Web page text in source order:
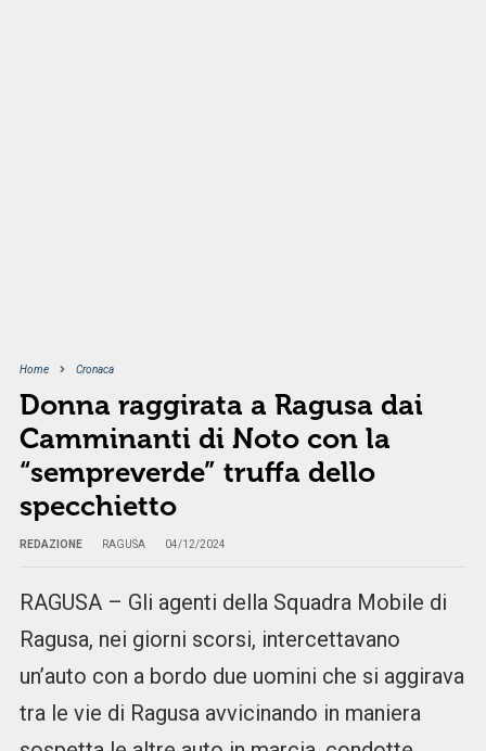
Home Cronaca
Donna raggirata a Ragusa dai
Camminanti di Noto con la
“sempreverde” truffa dello
specchietto
REDAZIONE RAGUSA 04/12/2024
RAGUSA – Gli agenti della Squadra Mobile di
Ragusa, nei giorni scorsi, intercettavano
un’auto con a bordo due uomini che si aggirava
tra le vie di Ragusa avvicinando in maniera